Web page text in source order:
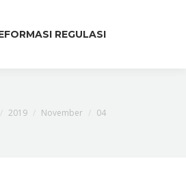
REGULASI
here:
2019 November 04